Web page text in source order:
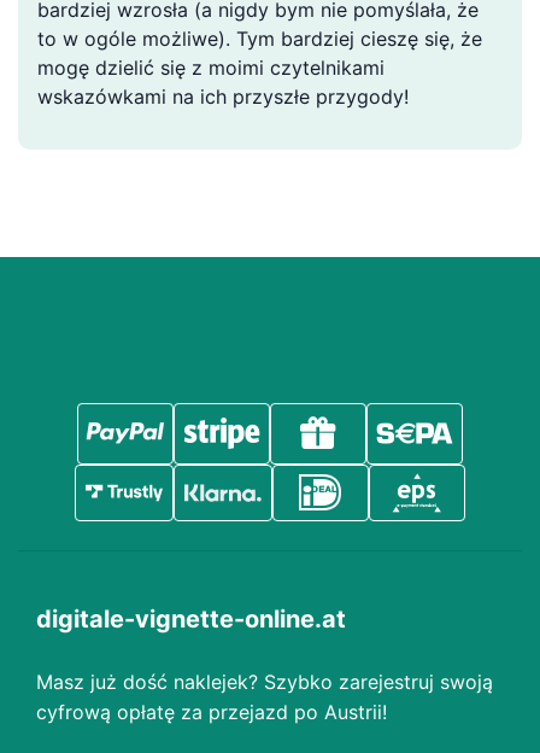
bardziej wzrosła (a nigdy bym nie pomyślała, że
to w ogóle możliwe). Tym bardziej cieszę się, że
mogę dzielić się z moimi czytelnikami
wskazówkami na ich przyszłe przygody!
digitale-vignette-online.at
Masz już dość naklejek? Szybko zarejestruj swoją
cyfrową opłatę za przejazd po Austrii!